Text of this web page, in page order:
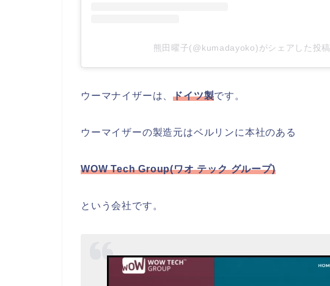
熊田曜子(@kumadayoko)がシェアした投稿
ウーマナイザーは、ドイツ製です。
ウーマイザーの製造元はベルリンに本社のある
WOW Tech Group(ワオ テック グループ)
という会社です。